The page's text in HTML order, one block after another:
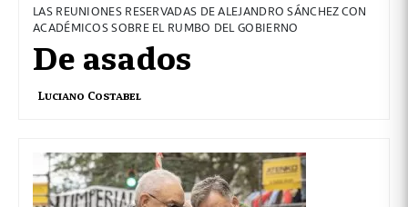
LAS REUNIONES RESERVADAS DE ALEJANDRO SÁNCHEZ CON
ACADÉMICOS SOBRE EL RUMBO DEL GOBIERNO
De asados
Luciano Costabel